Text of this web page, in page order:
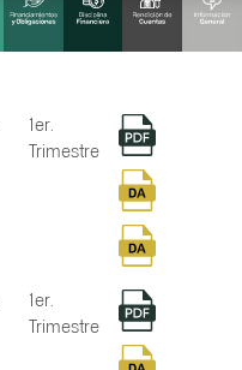
1er.
Trimestre
1er.
Trimestre